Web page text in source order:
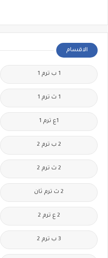
الاقسام
1 ب ترم 1
1 ث ترم 1
1ع ترم 1
2 ب ترم 2
2 ث ترم 2
2 ث ترم ثان
2 ع ترم 2
3 ب ترم 2